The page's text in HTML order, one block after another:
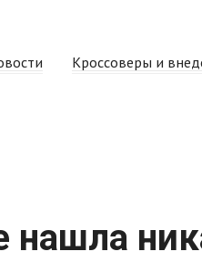
Кроссоверы и
нашла